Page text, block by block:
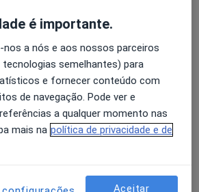
Psiquiatria e Psicologia, tendo
de terapias como a
Transcraniana, Estimulação
e Neurofeedback.
preventiva e integrada, com
na doença, que utiliza diferentes
na melhoria da qualidade
em áreas como a Medicina de
Transtornos da Cefaléia
é importante.
nos a nós e aos nossos parceiros
semelhantes) para
e fornecer conteúdo com
de navegação. Pode ver e
a qualquer momento nas
mais na política de privacidade e de
Aceitar